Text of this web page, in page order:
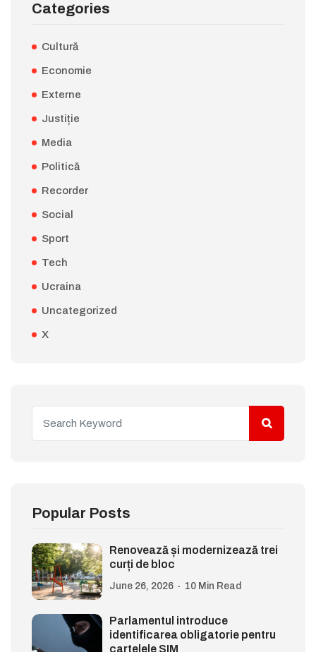
Categories
Cultură
Economie
Externe
Justiție
Media
Politică
Recorder
Social
Sport
Tech
Ucraina
Uncategorized
X
Popular Posts
Renovează și modernizează trei
curți de bloc
June 26, 2026 10 Min Read
Parlamentul introduce
identificarea obligatorie pentru
cartelele SIM